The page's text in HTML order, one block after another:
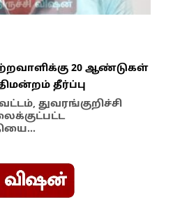
20 ஆண்டுகள்
தீர்ப்பு
துவரங்குறிச்சி